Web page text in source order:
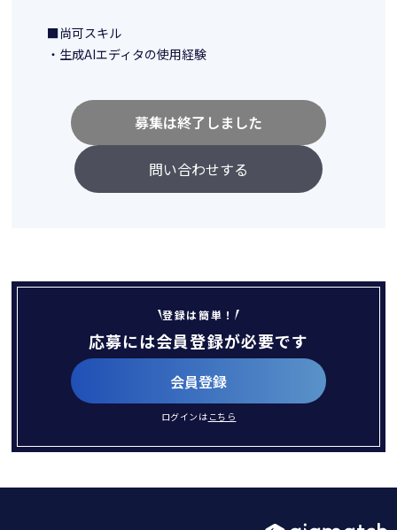
■尚可スキル
・生成AIエディタの使用経験
問い合わせする
募集は終了しました
登録は簡単！
応募には会員登録が必要です
会員登録
ログインは こちら